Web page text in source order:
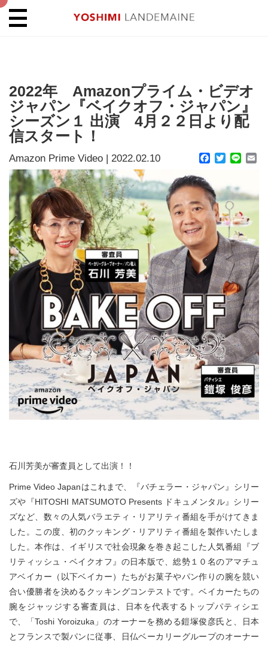
2022年 Amazonプライム・ビデオ
ジャパン『ベイクオフ・ジャパン』
シーズン１ 出演 4月２２日より配
信スタート！
Amazon Prime Video | 2022.02.10 Facebook
Twitter
Line
石川芳美が審査員として出演！！
Prime Video Japanはこれまで、『バチェラー・ジャパン』シリー
ズや『HITOSHI MATSUMOTO Presents ドキュメンタル』シリー
ズなど、数々の人気バラエティ・リアリティ番組を手がけてきま
した。この度、初のクッキング・リアリティ番組を製作いたしま
した。本作は、イギリスで社会現象を巻き起こした人気番組『ブ
リティッシュ・ベイクオフ』の日本版で、総勢１０名のアマチュ
アベイカー（以下ベイカー）たちがお菓子やパン作りの腕を競い
合い優勝者を決めるクッキングコンテストです。ベイカーたちの
腕をジャッジする審査員は、日本を代表するトップパティシエ
で、「Toshi Yoroizuka」のオーナーを務める鎧塚俊彦氏と、日本
とフランスで製パンに従事、日仏ベーカリーグループのオーナー